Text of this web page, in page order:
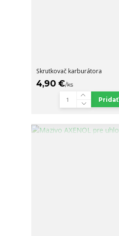
Skrutkovač karburátora
4,90 €/ks